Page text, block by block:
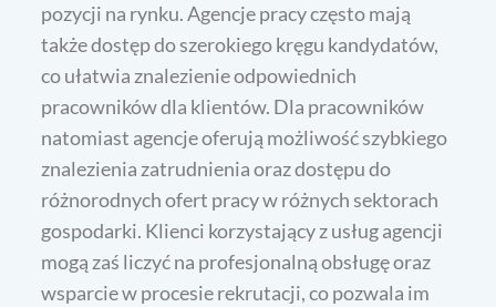
pozycji na rynku. Agencje pracy często mają
także dostęp do szerokiego kręgu kandydatów,
co ułatwia znalezienie odpowiednich
pracowników dla klientów. Dla pracowników
natomiast agencje oferują możliwość szybkiego
znalezienia zatrudnienia oraz dostępu do
różnorodnych ofert pracy w różnych sektorach
gospodarki. Klienci korzystający z usług agencji
mogą zaś liczyć na profesjonalną obsługę oraz
wsparcie w procesie rekrutacji, co pozwala im